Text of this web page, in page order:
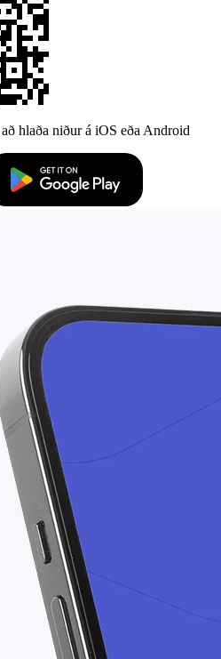
hlaða niður á iOS eða Android